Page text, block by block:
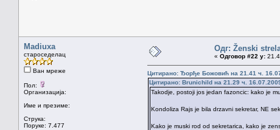
Madiuxa
староседелац
Ван мреже
Пол:
Организација:
Име и презиме:
Струка:
Поруке: 7.477
Одг: Ženski
« Одговор #22 у:
Цитирано: Ђорђе Божовић на 21.41 ч.
Цитирано: Brunichild на 21.29 ч.
Takodje, postoji jos jedan fazoncic: kako je
Kondoliza Rajs je bila drzavni sekretar, NE
Kako je muski rod od sekretarica, kako je